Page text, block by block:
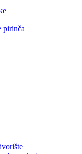
pirinča